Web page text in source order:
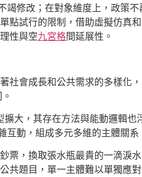
修改；在對象維度上，政策不
點試行的限制，借助虛擬仿真
性與空九宮格間延展性。
社會成長和公共需求的多樣化
大，其存在方法與能動邏輯也
互動，組成多元多維的主體關系
票，換取張水瓶最貴的一滴淚
共題目，單一主體難以單獨應